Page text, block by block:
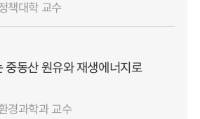
책대학 교수
중동산 원유와 재생에너지로
경과학과 교수